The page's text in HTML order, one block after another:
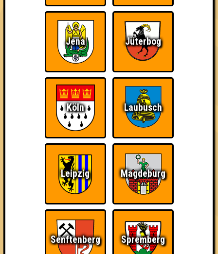
Spielchen um die Ohren!
Euer Grüner Jäger! ♥
== FAKTENCHECK ==
🌐 www.quizlabor.de
🏨 Grüner Jäger
🚋 Neuer Pferdemarkt 36 | 20359 Hamburg
📅 jeden 2. & 4. Dienstag im Monat
🕢 Einlass: ab 18 Uhr
🕗 Beginn: 19 Uhr
💵 Kulturbeitrag: 10€
⁉ 3 Runden // 30 Fragen // 60 Punkte
👨‍🏫 Die Quizmaster haben immer recht! Immer.
📵 Handys, Smartphones, oder anderer Schnickschnack sind
während der Fragerunden untersagt!
👨‍👩‍👧‍👦 Euer Team darf maximal aus 8 Personen bestehen!
== GEWINNE ==
Jena Jüterbog
Köln Laubusch
Leipzig Magdeburg
Senftenberg Spremberg